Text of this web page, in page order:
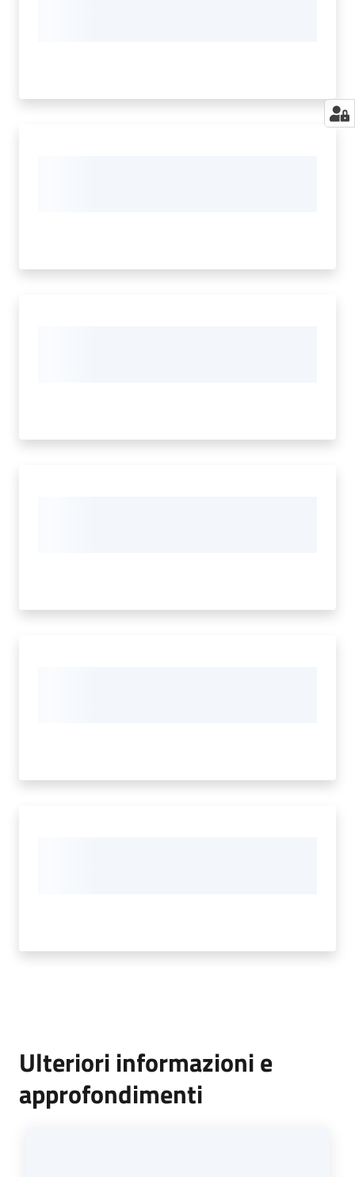
Ulteriori informazioni e
approfondimenti